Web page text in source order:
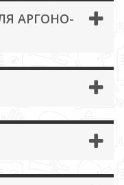
АРГОНО-